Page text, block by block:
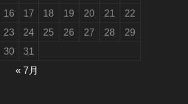
16
17 18 19 20 21
22
23
24 25 26 27 28
29
30
31
« 7月